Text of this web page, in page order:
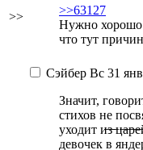
>>
>>63127
Нужно хорошо
что тут
Сэйбер Вс 31
Значит,
стихов не
уходит и̶з̶
девочек в